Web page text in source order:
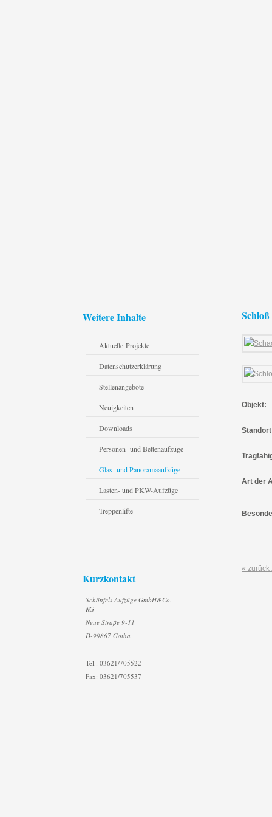
Weitere Inhalte
Aktuelle Projekte
Datenschutzerklärung
Stellenangebote
Neuigkeiten
Downloads
Personen- und Bettenaufzüge
Glas- und Panoramaaufzüge
Lasten- und PKW-Aufzüge
Treppenlifte
Kurzkontakt
Schönfels Aufzüge GmbH&Co.
KG
Neue Straße 9-11
D-99867 Gotha
Tel.: 03621/705522
Fax: 03621/705537
Objekt:
Art der
« zurück